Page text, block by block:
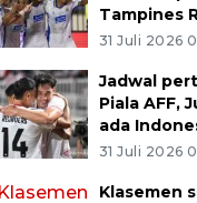
Tampines
31 Juli 2026
Jadwal
Piala AFF,
ada
31 Juli 2026
Klasemen